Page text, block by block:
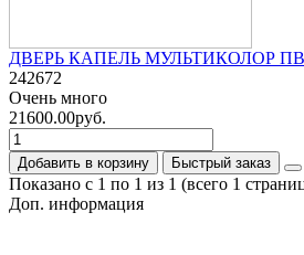
ДВЕРЬ КАПЕЛЬ МУЛЬТИКОЛОР
242672
Очень много
21600.00руб.
Добавить в корзину Быстрый заказ
Показано с 1 по 1 из 1 (всего 1
Доп. информация